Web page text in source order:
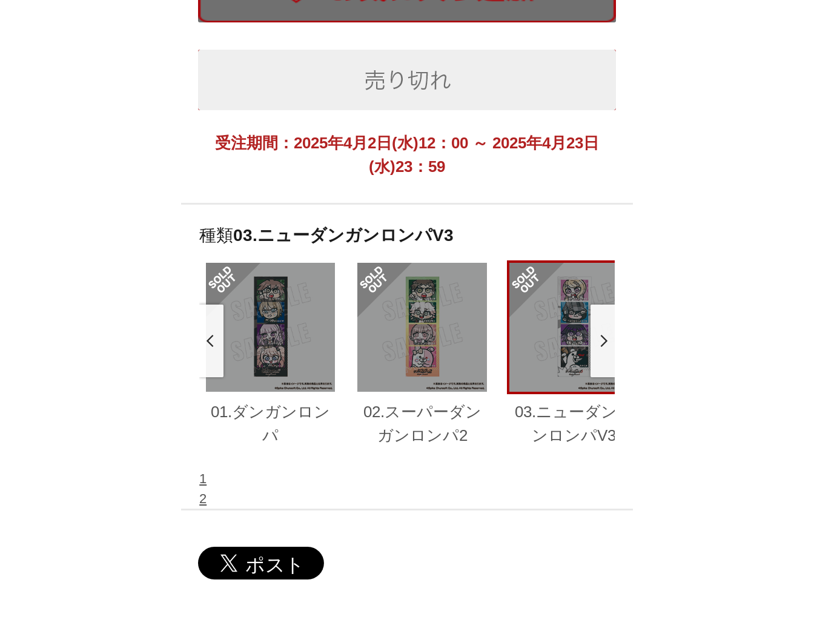
受注期間：2025年4月2日(水)12：00 ～ 2025年4月23日
(水)23：59
種類03.ニューダンガンロンパV3
01.ダンガンロン
パ
02.スーパーダン
ガンロンパ2
03.ニューダンガ
ンロンパV3
1
2